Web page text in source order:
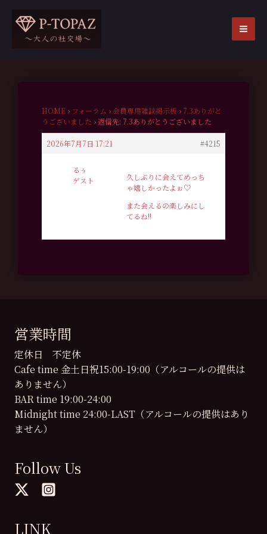
HOME › フォーラム › 会員専用雑談掲示板 › 7.3ありがと
うございました ›返信先: 7.3ありがとうございました
2026年7月7日 17:21 #4215
るぅ
ゲスト
久しぶりに会えてめっち
ゃ嬉しかったよぉ♡
また会えるの楽しみにし
てるね!!
営業時間
定休日 不定休
Cafe time 金土日祝15:00-19:00（アルコールの提供は
ありません）
BAR time 19:00-24:00
Midnight time 24:00-LAST（アルコールの提供はあり
ません）
Follow Us
LINK